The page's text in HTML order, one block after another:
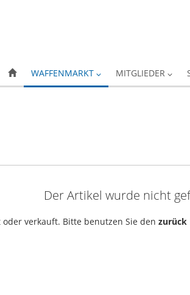
WAFFENMARKT MITGLIEDER
Der Artikel wurde nicht
verkauft. Bitte benutzen Sie den zurück